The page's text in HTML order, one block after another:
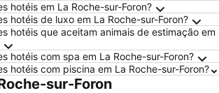
hotéis em La Roche-sur-Foron?
hotéis de luxo em La Roche-sur-Foron?
hotéis que aceitam animais de estimação em
hotéis com spa em La Roche-sur-Foron?
hotéis com piscina em La Roche-sur-Foron?
sur-Foron